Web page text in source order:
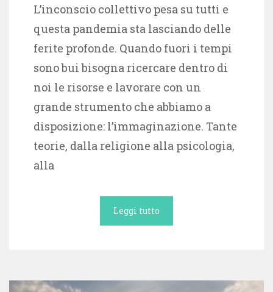
L’inconscio collettivo pesa su tutti e
questa pandemia sta lasciando delle
ferite profonde. Quando fuori i tempi
sono bui bisogna ricercare dentro di
noi le risorse e lavorare con un
grande strumento che abbiamo a
disposizione: l’immaginazione. Tante
teorie, dalla religione alla psicologia,
alla
Leggi tutto